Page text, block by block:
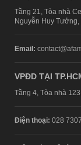
Tầng 21, Tòa nhà
Nguyễn Huy
Email:
VPĐD TẠI
Tầng 4, Tòa nhà
Điện thoại: 028